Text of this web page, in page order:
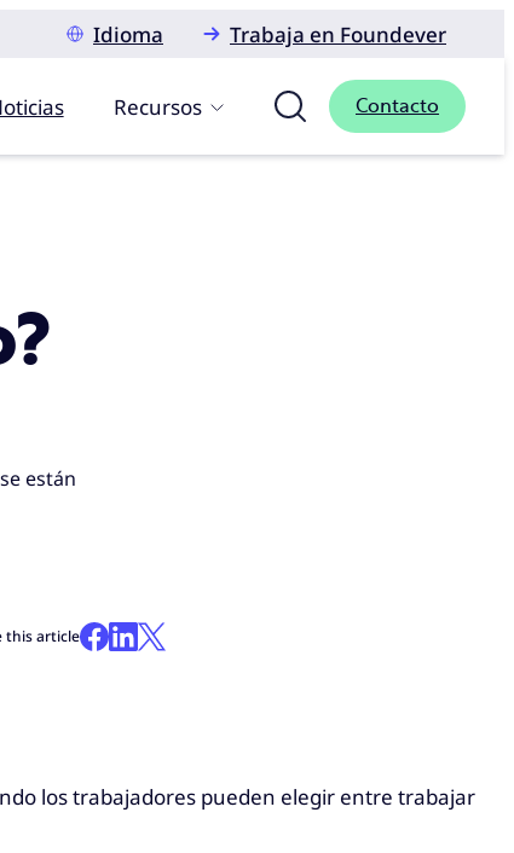
Idioma
Trabaja en Foundever
Recursos Contacto
están
this article
los trabajadores pueden elegir entre trabajar